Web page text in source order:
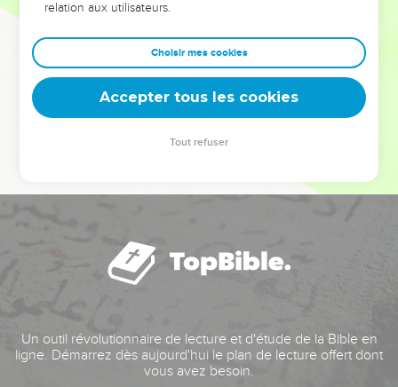
Dans cette conférence, leaders, entrepreneurs, et responsables
clés pour avancer avec plus de sagesse afin que leurs erreurs
deviennent vos tremplins. Que vous guidiez un ministère, une
équipe, un groupe ou une famille, leur expérience est faite
Un outil révolutionnaire de lecture et d'étude de la Bible en
ligne. Démarrez dès aujourd'hui le plan de lecture offert dont
vous avez besoin.
relation aux utilisateurs.
Choisir mes cookies
Accepter tous les cookies
Tout refuser